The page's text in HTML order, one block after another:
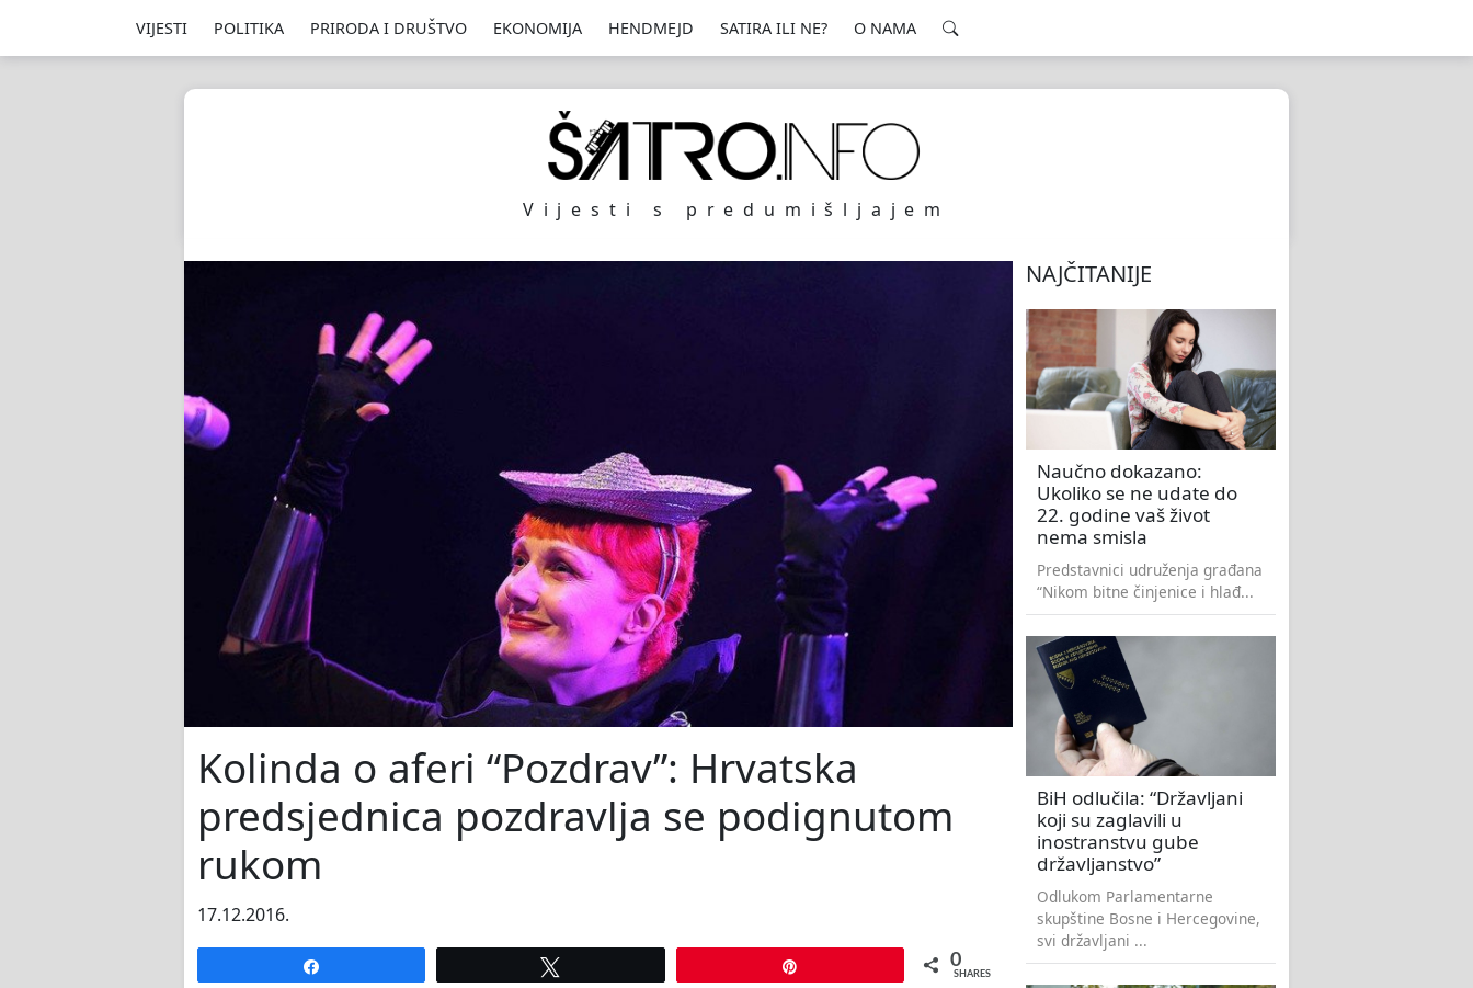
VIJESTI POLITIKA PRIRODA I DRUŠTVO EKONOMIJA HENDMEJD SATIRA ILI NE? O NAMA
Vijesti s predumišljajem
Kolinda o aferi “Pozdrav”: Hrvatska
predsjednica pozdravlja se podignutom
rukom
17.12.2016.
0
SHARES
NAJČITANIJE
Naučno dokazano:
Ukoliko se ne udate do
22. godine vaš život
nema smisla
Predstavnici udruženja građana
“Nikom bitne činjenice i hlađ...
BiH odlučila: “Državljani
koji su zaglavili u
inostranstvu gube
državljanstvo”
Odlukom Parlamentarne
skupštine Bosne i Hercegovine,
svi državljani ...